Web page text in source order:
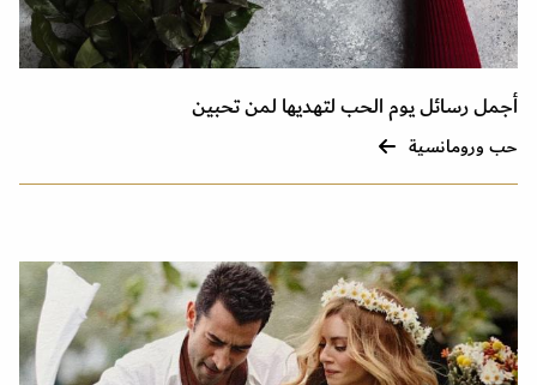
أجمل رسائل يوم الحب لتهديها لمن تحبين
حب ورومانسية